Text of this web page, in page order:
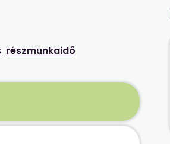
részmunkaidő